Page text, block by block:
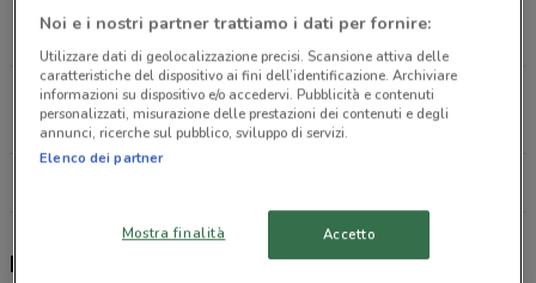
3.8 km
Via Amedeo Maiuri 4 Passo Di Mirabella
4 km
Poste Italiane, offerte e negozi
Noi e i nostri partner trattiamo i dati per fornire:
Utilizzare dati di geolocalizzazione precisi. Scansione attiva delle
caratteristiche del dispositivo ai fini dell’identificazione. Archiviare
informazioni su dispositivo e/o accedervi. Pubblicità e contenuti
personalizzati, misurazione delle prestazioni dei contenuti e degli
annunci, ricerche sul pubblico, sviluppo di servizi.
Elenco dei partner
Mostra finalità Accetto